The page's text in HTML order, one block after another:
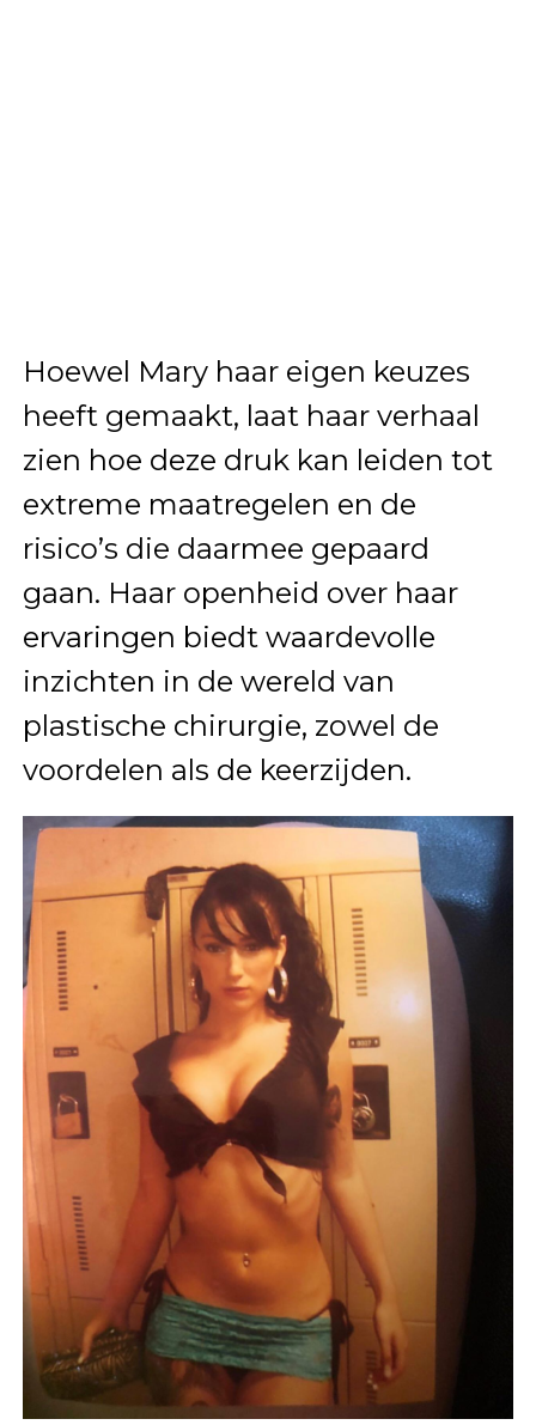
Hoewel Mary haar eigen keuzes
heeft gemaakt, laat haar verhaal
zien hoe deze druk kan leiden tot
extreme maatregelen en de
risico’s die daarmee gepaard
gaan. Haar openheid over haar
ervaringen biedt waardevolle
inzichten in de wereld van
plastische chirurgie, zowel de
voordelen als de keerzijden.